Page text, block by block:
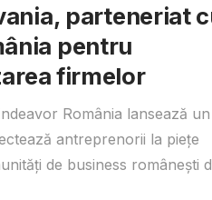
parteneriat
pentru
firmelor
România lansează
antreprenorii la piețe
de business românești